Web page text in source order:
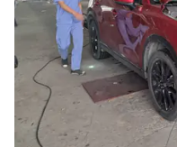
Nhà thầu
Mời thầu - Đấu thầu
Thi viết về GTVT
Âm nhạc
Hậu trường sao
360 độ thể thao
Sản phẩm mới
Tư vấn
Thời sự Quốc tế
Hồ sơ tài liệu
Thế giới giao thông
Đi ++
Du lịch
Khám phá
Video
Thời sự